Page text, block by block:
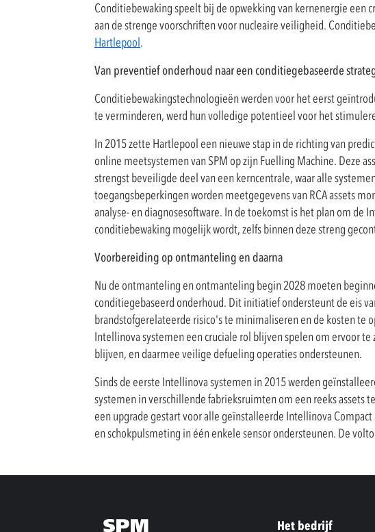
Conditiebewaking speelt bij de opwekking van kernenergie een
aan de strenge voorschriften voor nucleaire veiligheid.
Hartlepool.
Van preventief onderhoud naar een conditiegebaseerde
Conditiebewakingstechnologieën werden voor het eerst
te verminderen, werd hun volledige potentieel voor het
In 2015 zette Hartlepool een nieuwe stap in de richting van
online meetsystemen van SPM op zijn Fuelling Machine. Deze
strengst beveiligde deel van een kerncentrale, waar alle
toegangsbeperkingen worden meetgegevens van RCA assets
analyse- en diagnosesoftware. In de toekomst is het plan om de
conditiebewaking mogelijk wordt, zelfs binnen deze streng
Voorbereiding op ontmanteling en daarna
Nu de ontmanteling en ontmanteling begin 2028 moeten
conditiegebaseerd onderhoud. Dit initiatief ondersteunt de eis
brandstofgerelateerde risico's te minimaliseren en de kosten te
Intellinova systemen een cruciale rol blijven spelen om ervoor
blijven, en daarmee veilige defueling operaties ondersteunen.
Sinds de eerste Intellinova systemen in 2015 werden
systemen in verschillende fabrieksruimten om een reeks assets
een upgrade gestart voor alle geïnstalleerde Intellinova
en schokpulsmeting in één enkele sensor ondersteunen. De
Het bedrijf